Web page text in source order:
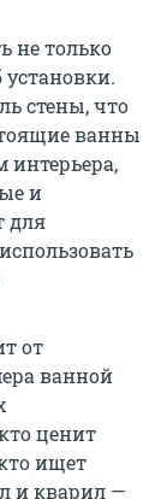
не только
стены, что
ванны
интерьера,
и
для
от
ванной
ценит
ищет
и кварил —